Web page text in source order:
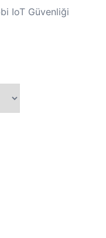
IoT Güvenliği